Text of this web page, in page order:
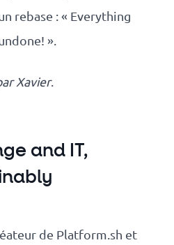
rebase : « Everything
».
Xavier.
and IT,
de Platform.sh et